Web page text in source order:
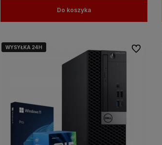
Do koszyka
WYSYŁKA 24H
WYSYŁKA 24H Do